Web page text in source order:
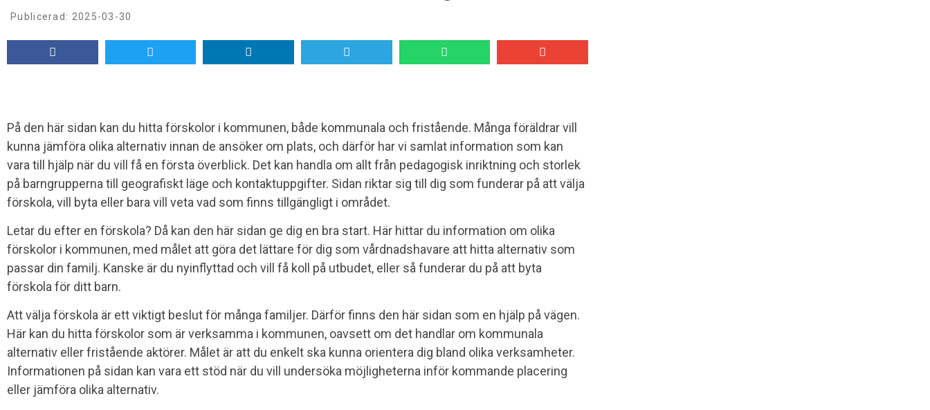
Publicerad: 2025-03-30
På den här sidan kan du hitta förskolor i kommunen, både kommunala och fristående. Många föräldrar vill
kunna jämföra olika alternativ innan de ansöker om plats, och därför har vi samlat information som kan
vara till hjälp när du vill få en första överblick. Det kan handla om allt från pedagogisk inriktning och storlek
på barngrupperna till geografiskt läge och kontaktuppgifter. Sidan riktar sig till dig som funderar på att välja
förskola, vill byta eller bara vill veta vad som finns tillgängligt i området.
Letar du efter en förskola? Då kan den här sidan ge dig en bra start. Här hittar du information om olika
förskolor i kommunen, med målet att göra det lättare för dig som vårdnadshavare att hitta alternativ som
passar din familj. Kanske är du nyinflyttad och vill få koll på utbudet, eller så funderar du på att byta
förskola för ditt barn.
Att välja förskola är ett viktigt beslut för många familjer. Därför finns den här sidan som en hjälp på vägen.
Här kan du hitta förskolor som är verksamma i kommunen, oavsett om det handlar om kommunala
alternativ eller fristående aktörer. Målet är att du enkelt ska kunna orientera dig bland olika verksamheter.
Informationen på sidan kan vara ett stöd när du vill undersöka möjligheterna inför kommande placering
eller jämföra olika alternativ.